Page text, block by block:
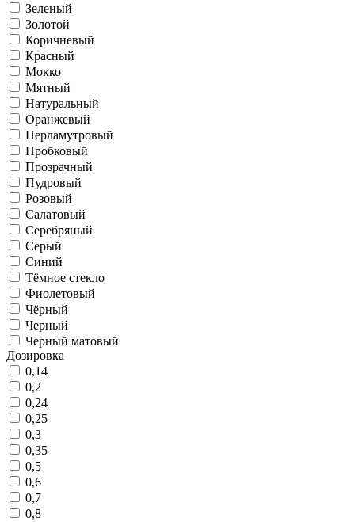
Зеленый
Золотой
Коричневый
Красный
Мокко
Мятный
Натуральный
Оранжевый
Перламутровый
Пробковый
Прозрачный
Пудровый
Розовый
Салатовый
Серебряный
Серый
Синий
Тёмное стекло
Фиолетовый
Чёрный
Черный
Черный матовый
Дозировка
0,14
0,2
0,24
0,25
0,3
0,35
0,5
0,6
0,7
0,8